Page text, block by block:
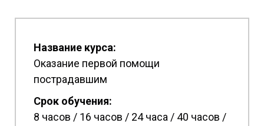
Название курса:
Оказание первой помощи
пострадавшим
Срок обучения:
8 часов / 16 часов / 24 часа / 40 часов /